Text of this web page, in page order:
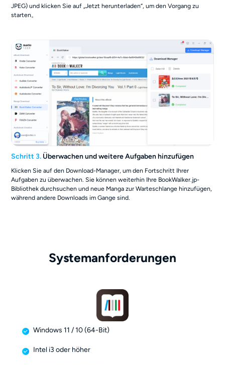
JPEG) und klicken Sie auf „Jetzt herunterladen“, um den Vorgang zu
starten。
Schritt 3. Überwachen und weitere Aufgaben hinzufügen
Klicken Sie auf den Download-Manager, um den Fortschritt Ihrer
Aufgaben zu überwachen. Sie können weiterhin Ihre BookWalker.jp-
Bibliothek durchsuchen und neue Manga zur Warteschlange hinzufügen,
während andere Downloads im Gange sind.
Systemanforderungen
Windows 11 / 10 (64-Bit)
Intel i3 oder höher